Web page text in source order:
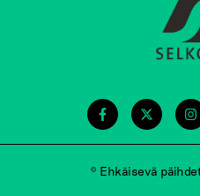
© Ehkäisevä